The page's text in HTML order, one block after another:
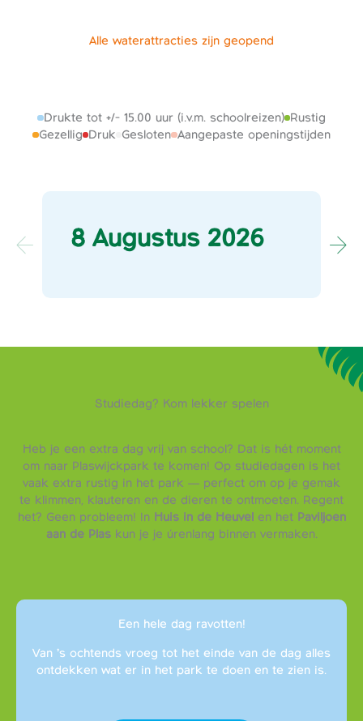
Alle waterattracties zijn geopend
Aangepaste openingstijden
Druk
Drukte tot +/- 15.00 uur (i.v.m. schoolreizen)
Gesloten
Gezellig
Rustig
8 Augustus 2026
Studiedag? Kom lekker spelen
Heb je een extra dag vrij van school? Dat is hét moment
om naar Plaswijckpark te komen! Op studiedagen is het
vaak extra rustig in het park — perfect om op je gemak
te klimmen, klauteren en de dieren te ontmoeten. Regent
het? Geen probleem! In Huis in de Heuvelen het Paviljoen
aan de Plaskun je je úrenlang binnen vermaken.
Een hele dag ravotten!
Van ’s ochtends vroeg tot het einde van de dag alles
ontdekken wat er in het park te doen en te zien is.